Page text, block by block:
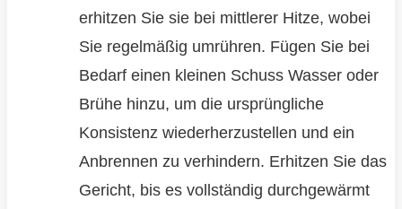
erhitzen Sie sie bei mittlerer Hitze, wobei
Sie regelmäßig umrühren. Fügen Sie bei
Bedarf einen kleinen Schuss Wasser oder
Brühe hinzu, um die ursprüngliche
Konsistenz wiederherzustellen und ein
Anbrennen zu verhindern. Erhitzen Sie das
Gericht, bis es vollständig durchgewärmt